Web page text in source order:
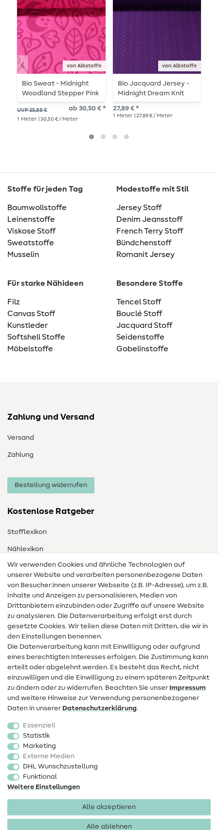
von Albstoffe
Bio Sweat - Midnight
Woodland Stepper Pink
UVP 35,88 € ab 30,50 € *
1 Meter | 30,50 € / Meter
von Albstoffe
Bio Jacquard Jersey -
Midnight Dream Knit
Lila
27,89 € *
1 Meter | 27,89 € / Meter
Stoffe für jeden Tag
Baumwollstoffe
Leinenstoffe
Viskose Stoff
Sweatstoffe
Musselin
Modestoffe mit Stil
Jersey Stoff
Denim Jeansstoff
French Terry Stoff
Bündchenstoff
Romanit Jersey
Für starke Nähideen
Filz
Canvas Stoff
Kunstleder
Softshell Stoffe
Möbelstoffe
Besondere Stoffe
Tencel Stoff
Bouclé Stoff
Jacquard Stoff
Seidenstoffe
Gobelinstoffe
Zahlung und Versand
Versand
Zahlung
Bestellung widerrufen
Kostenlose Ratgeber
Stofflexikon
Nählexikon
Nähanleitungen
Hilfe & Kontakt
Kontakt
Infos zum Betreiberwechsel
FAQ
Widerrufsrecht
Beliebt
Stoffe
Sale
Schnittmuster
Wir verwenden Cookies und ähnliche Technologien auf
unserer Website und verarbeiten personenbezogene Daten
von Besucher:innen unserer Webseite (z.B. IP-Adresse), um z.B.
Inhalte und Anzeigen zu personalisieren, Medien von
Drittanbietern einzubinden oder Zugriffe auf unsere Website
zu analysieren. Die Datenverarbeitung erfolgt erst durch
gesetzte Cookies. Wir teilen diese Daten mit Dritten, die wir in
den Einstellungen benennen.
Die Datenverarbeitung kann mit Einwilligung oder aufgrund
eines berechtigten Interesses erfolgen. Die Zustimmung kann
erteilt oder abgelehnt werden. Es besteht das Recht, nicht
einzuwilligen und die Einwilligung zu einem späteren Zeitpunkt
zu ändern oder zu widerrufen. Beachten Sie unser Impressum
und weitere Hinweise zur Verwendung personenbezogener
Daten in unserer Daten­schutz­erklärung.
Essenziell
Statistik
Marketing
Externe Medien
DHL Wunschzustellung
Funktional
Weitere Einstellungen
Alle akzeptieren
Alle ablehnen
Impressum Datenschutz
AGB